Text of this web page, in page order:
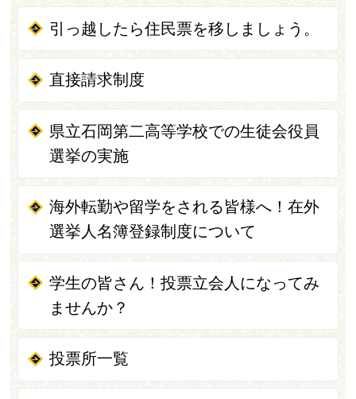
引っ越したら住民票を移しましょう。
直接請求制度
県立石岡第二高等学校での生徒会役員
選挙の実施
海外転勤や留学をされる皆様へ！在外
選挙人名簿登録制度について
学生の皆さん！投票立会人になってみ
ませんか？
投票所一覧